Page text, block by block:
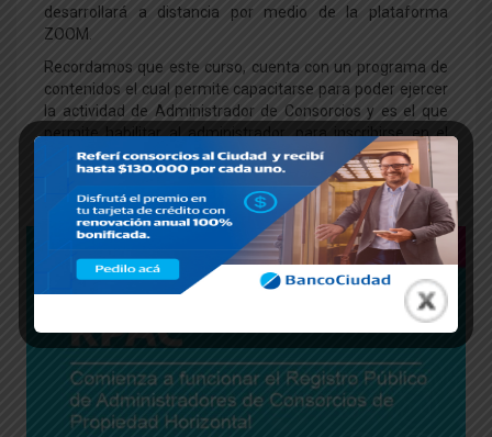
desarrollará a distancia por medio de la plataforma
ZOOM.
Recordamos que este curso, cuenta con un programa de
contenidos el cual permite capacitarse para poder ejercer
la actividad de Administrador de Consorcios y es el que
permite habilitar al administrador, para inscribirse en el
Registro Público de Administrador (RPA) de CABA.